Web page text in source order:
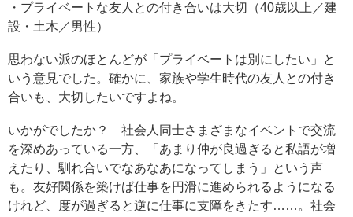
・プライベートな友人との付き合いは大切（40歳以上／建
設・土木／男性）
思わない派のほとんどが「プライベートは別にしたい」と
いう意見でした。確かに、家族や学生時代の友人との付き
合いも、大切したいですよね。
いかがでしたか？ 社会人同士さまざまなイベントで交流
を深めあっている一方、「あまり仲が良過ぎると私語が増
えたり、馴れ合いでなあなあになってしまう」という声
も。友好関係を築けば仕事を円滑に進められるようになる
けれど、度が過ぎると逆に仕事に支障をきたす……。社会